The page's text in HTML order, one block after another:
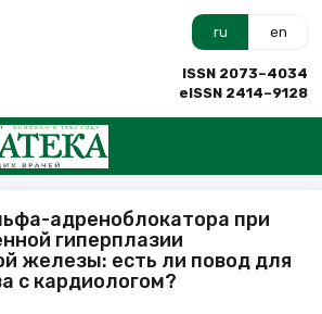
ru en
ISSN 2073–4034
eISSN 2414–9128
адреноблокатора при
гиперплазии
железы: есть ли повод для
с кардиологом?